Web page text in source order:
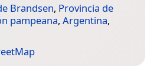
Brandsen, Provincia de
pampeana, Argentina,